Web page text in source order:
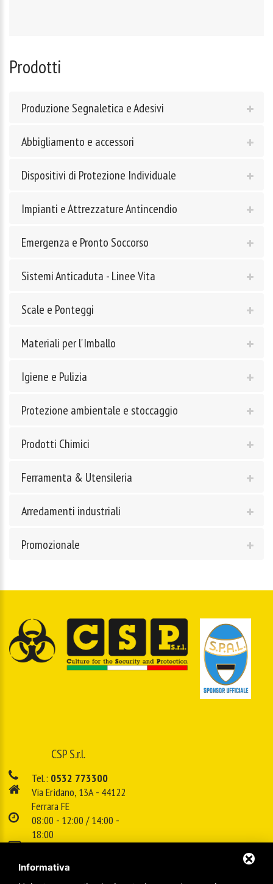
Prodotti
Produzione Segnaletica e Adesivi
Abbigliamento e accessori
Dispositivi di Protezione Individuale
Impianti e Attrezzature Antincendio
Emergenza e Pronto Soccorso
Sistemi Anticaduta - Linee Vita
Scale e Ponteggi
Materiali per l'Imballo
Igiene e Pulizia
Protezione ambientale e stoccaggio
Prodotti Chimici
Ferramenta & Utensileria
Arredamenti industriali
Promozionale
CSP S.r.l.
Tel.: 0532 773300
Via Eridano, 13A - 44122
Ferrara FE
08:00 - 12:00 / 14:00 -
18:00
info@cspsrl.biz
Informativa